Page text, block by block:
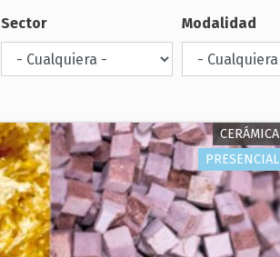
Sector Modalidad
CERÁMICA
PRESENCIAL